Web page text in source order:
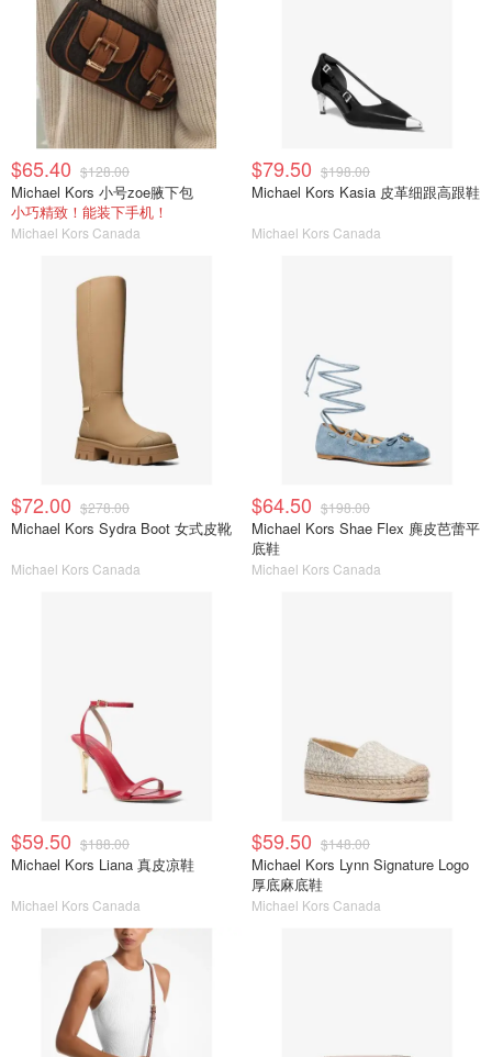
$65.40 $128.00
Michael Kors 小号zoe腋下包
小巧精致！能装下手机！
Michael Kors Canada
$79.50 $198.00
Michael Kors Kasia 皮革细跟高跟鞋
Michael Kors Canada
$72.00 $278.00
Michael Kors Sydra Boot 女式皮靴
Michael Kors Canada
$64.50 $198.00
Michael Kors Shae Flex 麂皮芭蕾平
底鞋
Michael Kors Canada
$59.50 $188.00
Michael Kors Liana 真皮凉鞋
Michael Kors Canada
$59.50 $148.00
Michael Kors Lynn Signature Logo
厚底麻底鞋
Michael Kors Canada